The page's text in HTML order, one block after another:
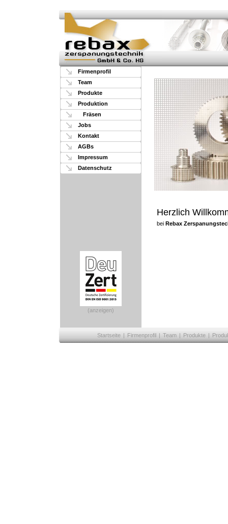
Firmenprofil
Team
Produkte
Produktion
Fräsen
Jobs
Kontakt
AGBs
Impressum
Datenschutz
Herzlich
bei Rebax
(anzeigen)
Startseite | Firmenprofil | Team | Produkte |